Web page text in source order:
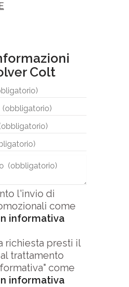
Colt
l'invio di
come
informativa
richiesta presti il
trattamento
come
informativa